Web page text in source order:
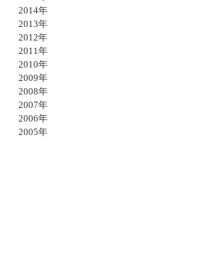
2014年
2013年
2012年
2011年
2010年
2009年
2008年
2007年
2006年
2005年